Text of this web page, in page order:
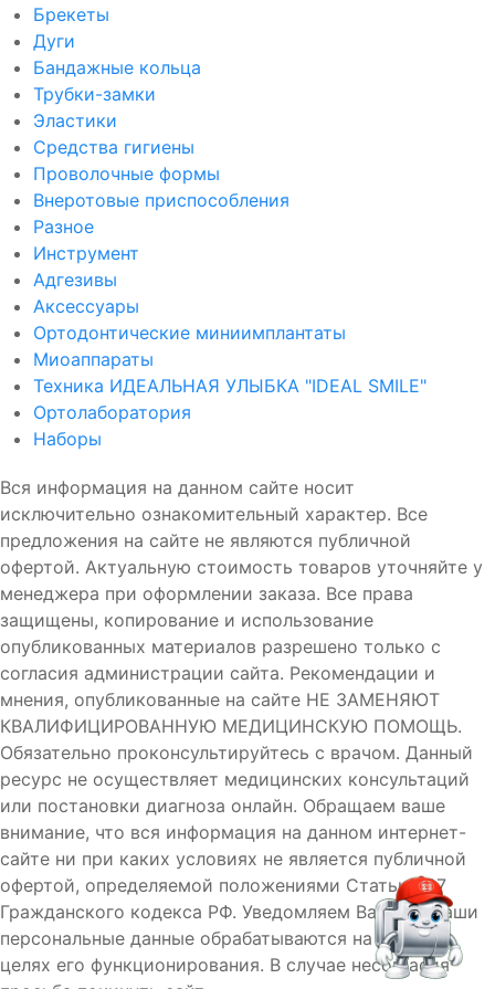
Брекеты
Дуги
Бандажные кольца
Трубки-замки
Эластики
Средства гигиены
Проволочные формы
Внеротовые приспособления
Разное
Инструмент
Адгезивы
Аксессуары
Ортодонтические миниимплантаты
Миоаппараты
Техника ИДЕАЛЬНАЯ УЛЫБКА "IDEAL SMILE"
Ортолаборатория
Наборы
Вся информация на данном сайте носит
исключительно ознакомительный характер. Все
предложения на сайте не являются публичной
офертой. Актуальную стоимость товаров уточняйте у
менеджера при оформлении заказа. Все права
защищены, копирование и использование
опубликованных материалов разрешено только с
согласия администрации сайта. Рекомендации и
мнения, опубликованные на сайте НЕ ЗАМЕНЯЮТ
КВАЛИФИЦИРОВАННУЮ МЕДИЦИНСКУЮ ПОМОЩЬ.
Обязательно проконсультируйтесь с врачом. Данный
ресурс не осуществляет медицинских консультаций
или постановки диагноза онлайн. Обращаем ваше
внимание, что вся информация на данном интернет-
сайте ни при каких условиях не является публичной
офертой, определяемой положениями Статьи 437
Гражданского кодекса РФ. Уведомляем Вас, что Ваши
персональные данные обрабатываются на сайте в
целях его функционирования. В случае несогласия